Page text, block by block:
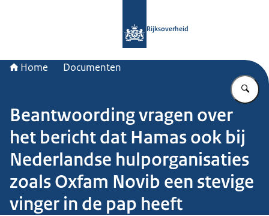
Rijksoverheid
Home Documenten
Beantwoording vragen over
het bericht dat Hamas ook bij
Nederlandse hulporganisaties
zoals Oxfam Novib een stevige
vinger in de pap heeft